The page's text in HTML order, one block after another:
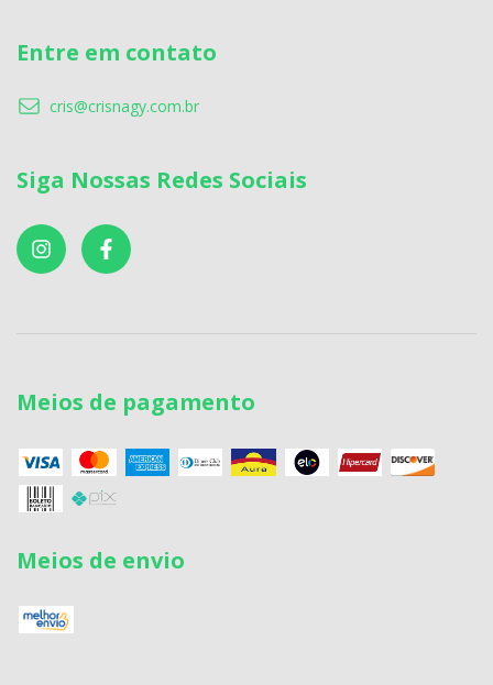
Entre em contato
cris@crisnagy.com.br
Siga Nossas Redes Sociais
Meios de pagamento
Meios de envio